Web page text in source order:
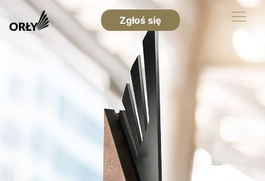
Zgłoś się